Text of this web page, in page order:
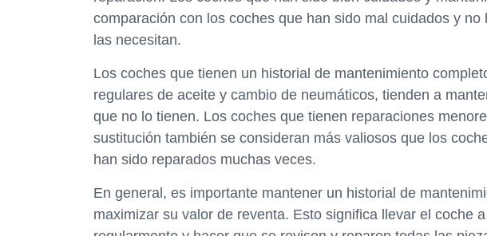
comparación con los coches que han sido mal cuidados y
las necesitan.
Los coches que tienen un historial de mantenimiento
regulares de aceite y cambio de neumáticos, tienden a
que no lo tienen. Los coches que tienen reparaciones
sustitución también se consideran más valiosos que los
han sido reparados muchas veces.
En general, es importante mantener un historial de
maximizar su valor de reventa. Esto significa llevar el coche